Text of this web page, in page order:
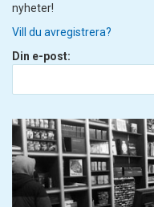
nyheter!
Vill du avregistrera?
Din e-post: